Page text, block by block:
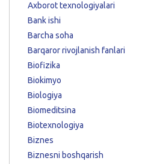
Axborot texnologiyalari
Bank ishi
Barcha soha
Barqaror rivojlanish fanlari
Biofizika
Biokimyo
Biologiya
Biomeditsina
Biotexnologiya
Biznes
Biznesni boshqarish